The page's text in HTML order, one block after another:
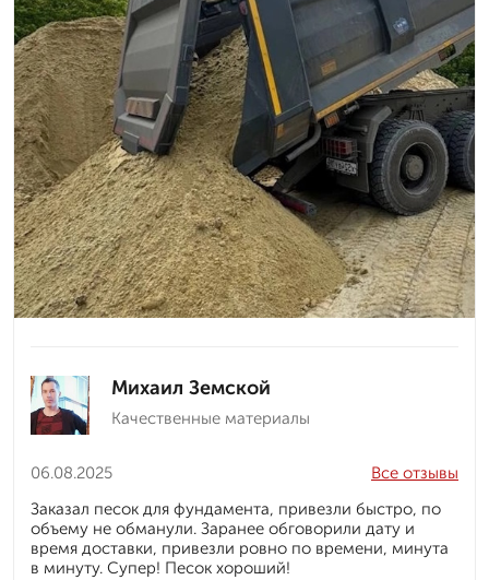
Михаил Земской
Качественные материалы
06.08.2025
Все отзывы
Заказал песок для фундамента, привезли быстро, по
объему не обманули. Заранее обговорили дату и
время доставки, привезли ровно по времени, минута
в минуту. Супер! Песок хороший!